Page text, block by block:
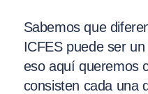
Sabemos que
ICFES puede ser
eso aquí queremos
consisten cada una